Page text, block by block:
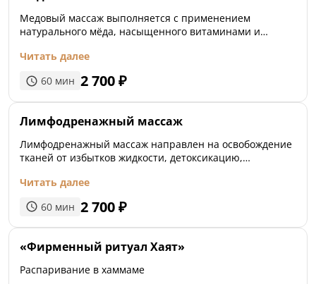
Медовый массаж выполняется с применением
натурального мёда, насыщенного витаминами и
кожи, улучшению контуров фигуры и снижению веса.
Читать далее
60 мин 2 700₽
Лимфодренажный массаж
Лимфодренажный массаж направлен на освобождение
тканей от избытков жидкости, детоксикацию,
напряжения, усталости, действует как противоотёчное
Читать далее
60 мин 2 700₽
«Фирменный ритуал Хаят»
Распаривание в хаммаме